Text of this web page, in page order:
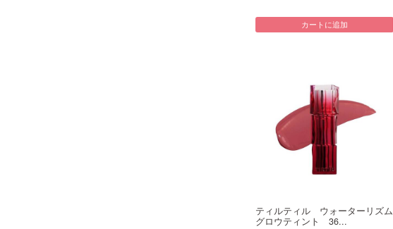
カートに追加
ティルティル ウォーターリズム
グロウティント 36...